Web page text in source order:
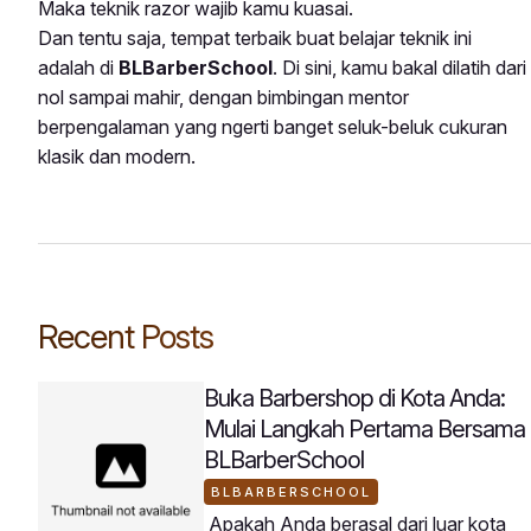
Maka teknik razor wajib kamu kuasai.
Dan tentu saja, tempat terbaik buat belajar teknik ini
adalah di BLBarberSchool. Di sini, kamu bakal dilatih dari
nol sampai mahir, dengan bimbingan mentor
berpengalaman yang ngerti banget seluk-beluk cukuran
klasik dan modern.
Recent Posts
Buka Barbershop di Kota Anda:
Mulai Langkah Pertama Bersama
BLBarberSchool
BLBARBERSCHOOL
Apakah Anda berasal dari luar kota